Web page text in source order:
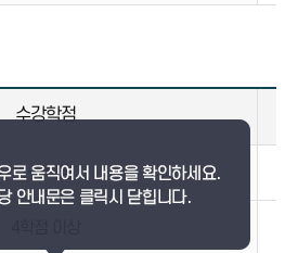
수강학점
1~3학점